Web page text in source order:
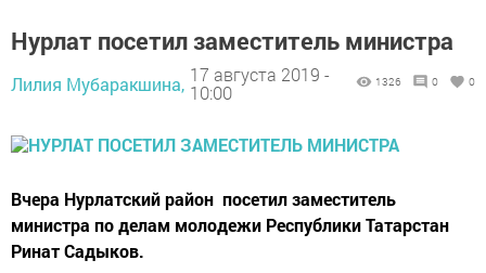
Нурлат посетил заместитель министра
Лилия Мубаракшина, 17 августа 2019 -
10:00
1326 0 0
Вчера Нурлатский район посетил заместитель
министра по делам молодежи Республики Татарстан
Ринат Садыков.